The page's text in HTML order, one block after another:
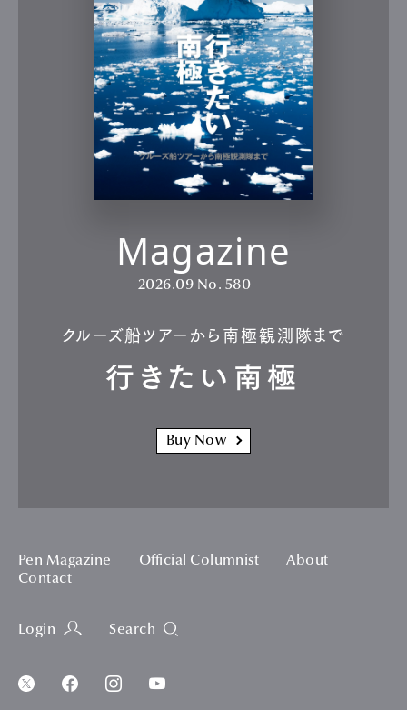
Magazine
2026.09 No. 580
クルーズ船ツアーから南極観測隊まで
行きたい南極
Buy Now
Pen Magazine Official Columnist
About
Contact
Login Search